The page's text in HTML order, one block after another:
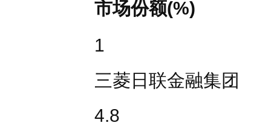
市场份额(%)
1
三菱日联金融集团
4.8